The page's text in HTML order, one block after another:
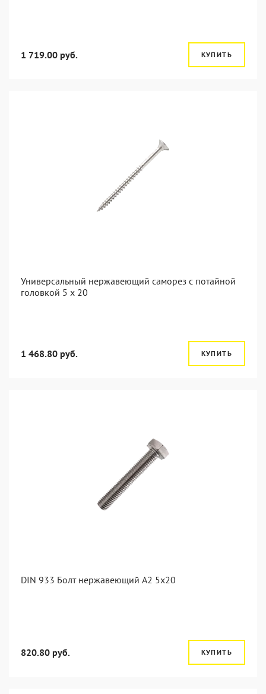
1 719.00 руб. КУПИТЬ
Универсальный нержавеющий саморез с потайной
головкой 5 x 20
1 468.80 руб. КУПИТЬ
DIN 933 Болт нержавеющий А2 5х20
820.80 руб. КУПИТЬ